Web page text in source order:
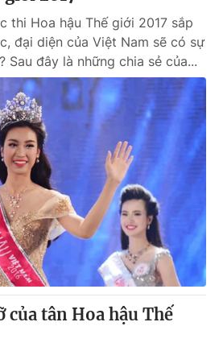
thi Hoa hậu Thế giới 2017 sắp
đại diện của Việt Nam sẽ có sự
Sau đây là những chia sẻ của...
của tân Hoa hậu Thế